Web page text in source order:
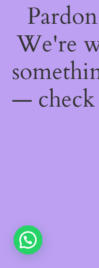
We're
— check